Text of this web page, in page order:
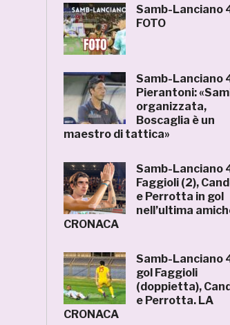
Samb-Lanciano
FOTO
Samb-Lanciano
Pierantoni:
organizzata,
Boscaglia è un
maestro di tattica»
Samb-Lanciano
Faggioli (2),
e Perrotta in gol
nell’ultima
CRONACA
Samb-Lanciano
gol Faggioli
(doppietta),
e Perrotta. LA
CRONACA